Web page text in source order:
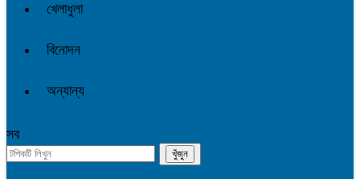
খেলাধুলা
বিনোদন
অন্যান্য
সব